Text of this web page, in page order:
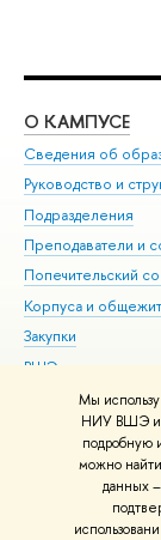
Мы
НИУ ВШЭ и
подробную
можно найти
данных –
О КАМПУСЕ
Сведения об
Руководство и
Подразделения
Преподаватели и
Попечительский
Корпуса и
Закупки
ВШЭ для
здоровья и
Версия для
Единая платежная
© НИУ ВШЭ